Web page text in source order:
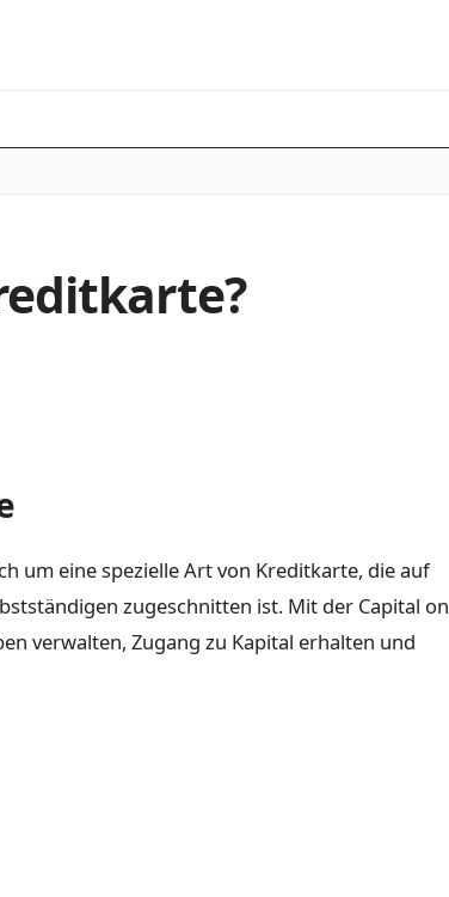
um eine spezielle Art von Kreditkarte, die auf
zugeschnitten ist. Mit der Capital on
verwalten, Zugang zu Kapital erhalten und